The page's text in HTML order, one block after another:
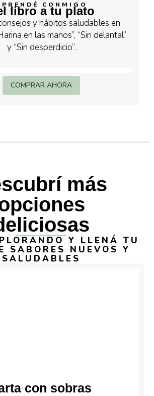
CONMIGO
libro a tu plato
y hábitos saludables en
en las manos”, “Sin delantal”
y “Sin desperdicio”.
COMPRAR AHORA
más
Y LLENÁ TU
SABORES NUEVOS Y
SALUDABLES
con sobras